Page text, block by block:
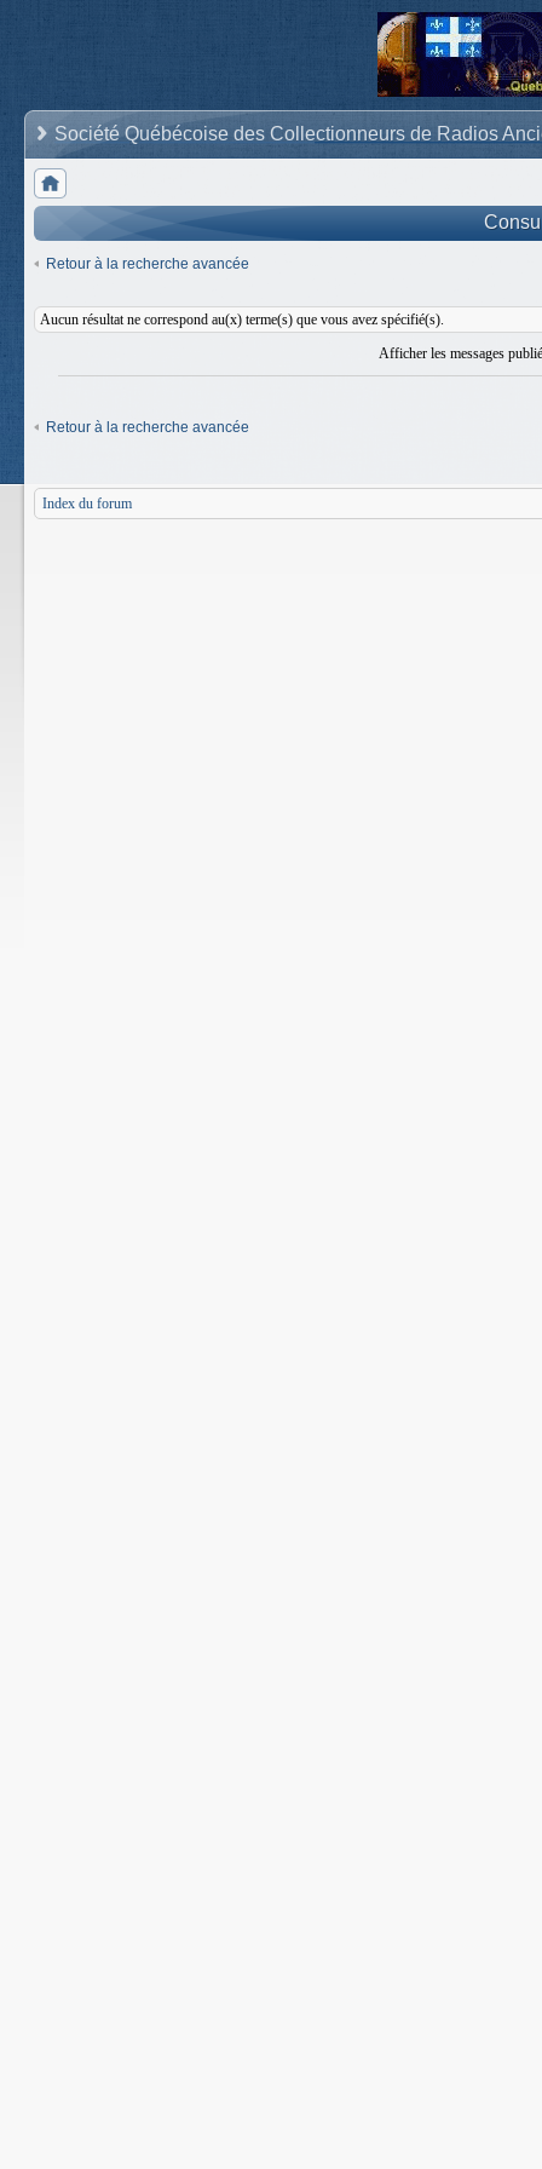
Société Québécoise des Collectionneurs de Radios
Retour à la recherche avancée
Aucun résultat ne correspond au(x) terme(s) que vous avez spécifié(s).
Afficher les messages
Retour à la recherche avancée
Index du forum